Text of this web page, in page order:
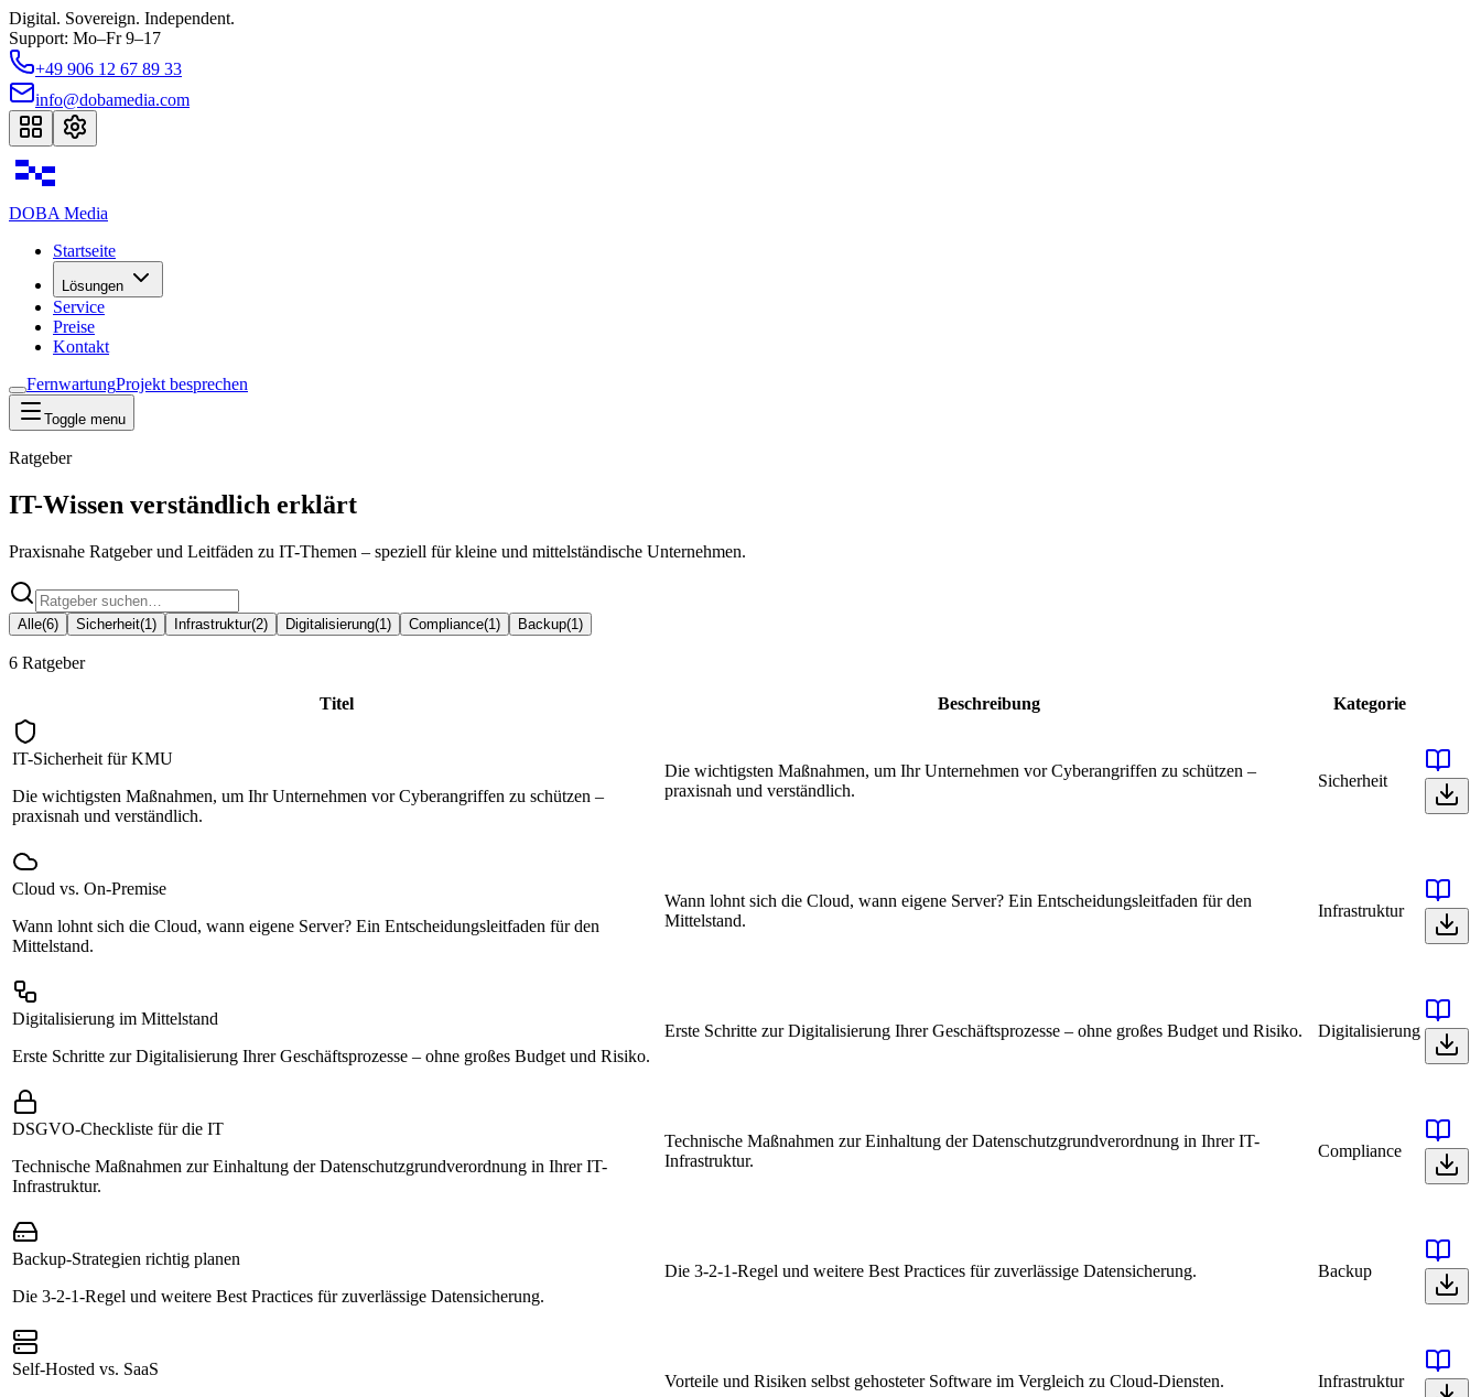
Digital. Sovereign. Independent.
Support: Mo–Fr 9–17
+49 906 12 67 89 33
info@dobamedia.com
DOBA Media
Startseite
Lösungen
Service
Preise
Kontakt
FernwartungProjekt besprechen
Toggle menu
Ratgeber
IT-Wissen verständlich erklärt
Praxisnahe Ratgeber und Leitfäden zu IT-Themen – speziell für kleine und mittelständische Unternehmen.
Alle(6) Sicherheit(1 ) Infrastruktur(2) Digitalisierung(1 ) Compliance(1 ) Backup(1 )
6 Ratgeber
Titel Beschreibung Kategorie
IT-Sicherheit für KMU
Die wichtigsten Maßnahmen, um Ihr Unternehmen vor Cyberangriffen zu schützen –
praxisnah und verständlich.
Die wichtigsten Maßnahmen, um Ihr Unternehmen vor Cyberangriffen zu schützen –
praxisnah und verständlich.
Sicherheit
Cloud vs. On-Premise
Wann lohnt sich die Cloud, wann eigene Server? Ein Entscheidungsleitfaden für den
Mittelstand.
Wann lohnt sich die Cloud, wann eigene Server? Ein Entscheidungsleitfaden für den
Mittelstand.
Infrastruktur
Digitalisierung im Mittelstand
Erste Schritte zur Digitalisierung Ihrer Geschäftsprozesse – ohne großes Budget und Risiko.
Erste Schritte zur Digitalisierung Ihrer Geschäftsprozesse – ohne großes Budget und Risiko. Digitalisierung
DSGVO-Checkliste für die IT
Technische Maßnahmen zur Einhaltung der Datenschutzgrundverordnung in Ihrer IT-
Infrastruktur.
Technische Maßnahmen zur Einhaltung der Datenschutzgrundverordnung in Ihrer IT-
Infrastruktur.
Compliance
Backup-Strategien richtig planen
Die 3-2-1-Regel und weitere Best Practices für zuverlässige Datensicherung.
Die 3-2-1-Regel und weitere Best Practices für zuverlässige Datensicherung. Backup
Self-Hosted vs. SaaS
Vorteile und Risiken selbst gehosteter Software im Vergleich zu Cloud-Diensten. Infrastruktur